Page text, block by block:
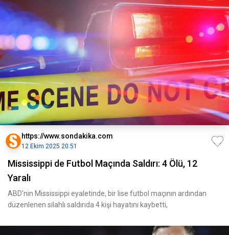
https://www.sondakika.com
12 Ekim 2025 20:51
Mississippi de Futbol Maçında Saldırı: 4 Ölü, 12
Yaralı
ABD'nin Mississippi eyaletinde, bir lise futbol maçının ardından
düzenlenen silahlı saldırıda 4 kişi hayatını kaybetti,